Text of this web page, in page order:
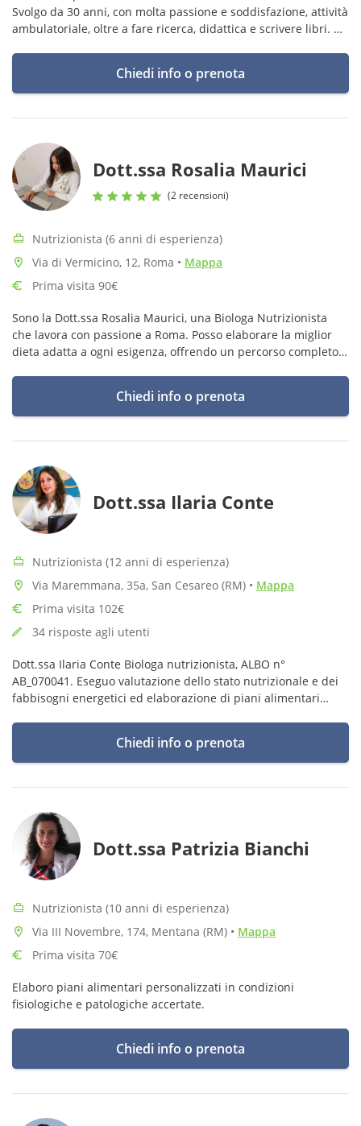
Svolgo da 30 anni, con molta passione e soddisfazione, attività
ambulatoriale, oltre a fare ricerca, didattica e scrivere libri.
Chiedi info o prenota
Dott.ssa Rosalia Maurici
(2 recensioni)
Nutrizionista (6 anni di esperienza)
Via di Vermicino, 12, Roma • Mappa
Prima visita 90€
Sono la Dott.ssa Rosalia Maurici, una Biologa Nutrizionista
che lavora con passione a Roma. Posso elaborare la miglior
dieta adatta a ogni esigenza, offrendo un percorso completo
Chiedi info o prenota
Dott.ssa Ilaria Conte
Nutrizionista (12 anni di esperienza)
Via Maremmana, 35a, San Cesareo (RM) • Mappa
Prima visita 102€
34 risposte agli utenti
Dott.ssa Ilaria Conte Biologa nutrizionista, ALBO n°
AB_070041. Eseguo valutazione dello stato nutrizionale e dei
fabbisogni energetici ed elaborazione di piani alimentari
Chiedi info o prenota
Dott.ssa Patrizia Bianchi
Nutrizionista (10 anni di esperienza)
Via III Novembre, 174, Mentana (RM) • Mappa
Prima visita 70€
Elaboro piani alimentari personalizzati in condizioni
fisiologiche e patologiche accertate.
Chiedi info o prenota